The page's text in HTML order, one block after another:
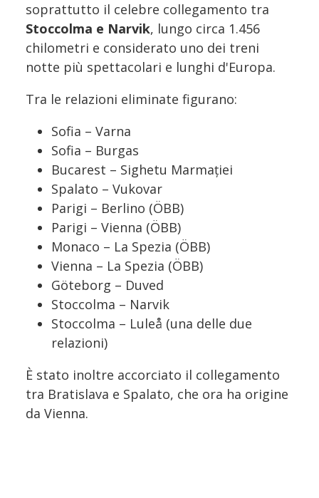
soprattutto il celebre collegamento tra
Stoccolma e Narvik, lungo circa 1.456
chilometri e considerato uno dei treni
notte più spettacolari e lunghi d'Europa.
Tra le relazioni eliminate figurano:
Sofia – Varna
Sofia – Burgas
Bucarest – Sighetu Marmației
Spalato – Vukovar
Parigi – Berlino (ÖBB)
Parigi – Vienna (ÖBB)
Monaco – La Spezia (ÖBB)
Vienna – La Spezia (ÖBB)
Göteborg – Duved
Stoccolma – Narvik
Stoccolma – Luleå (una delle due
relazioni)
È stato inoltre accorciato il collegamento
tra Bratislava e Spalato, che ora ha origine
da Vienna.